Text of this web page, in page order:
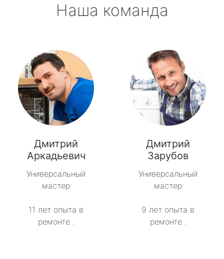
Наша команда
Дмитрий
Аркадьевич
Универсальный
мастер
11 лет опыта в
ремонте .
Дмитрий
Зарубов
Универсальный
мастер
9 лет опыта в
ремонте .